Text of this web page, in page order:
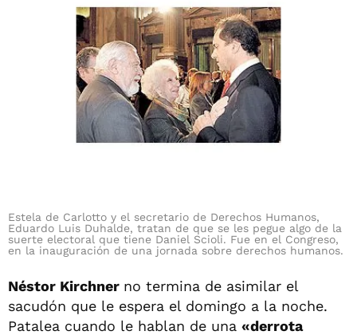
Estela de Carlotto y el secretario de Derechos Humanos,
Eduardo Luis Duhalde, tratan de que se les pegue algo de la
suerte electoral que tiene Daniel Scioli. Fue en el Congreso,
en la inauguración de una jornada sobre derechos humanos.
Néstor Kirchner no termina de asimilar el
sacudón que le espera el domingo a la noche.
Patalea cuando le hablan de una «derrota